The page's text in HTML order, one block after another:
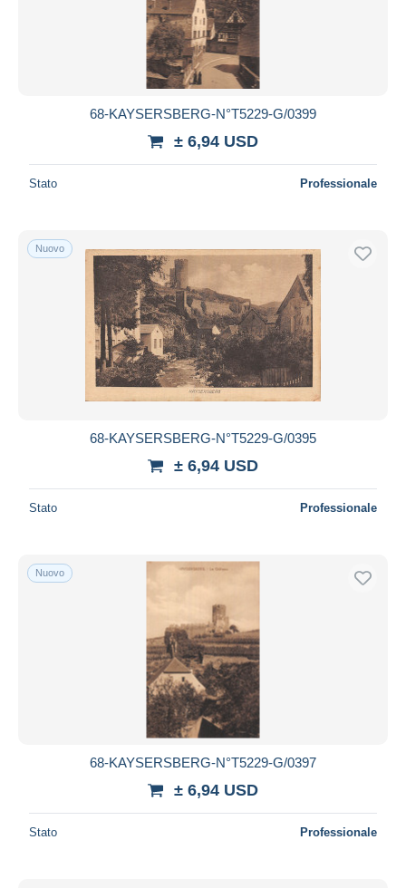
68-KAYSERSBERG-N°T5229-G/0399
± 6,94 USD
Stato Professionale
Nuovo
68-KAYSERSBERG-N°T5229-G/0395
± 6,94 USD
Stato Professionale
Nuovo
68-KAYSERSBERG-N°T5229-G/0397
± 6,94 USD
Stato Professionale